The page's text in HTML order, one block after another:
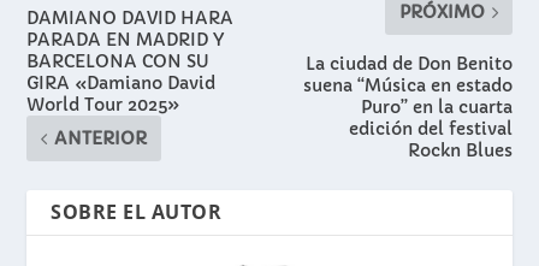
DAMIANO DAVID HARA
PARADA EN MADRID Y
BARCELONA CON SU
GIRA «Damiano David
World Tour 2025»
ANTERIOR
PRÓXIMO
La ciudad de Don Benito
suena “Música en estado
Puro” en la cuarta
edición del festival
Rockn Blues
SOBRE EL AUTOR